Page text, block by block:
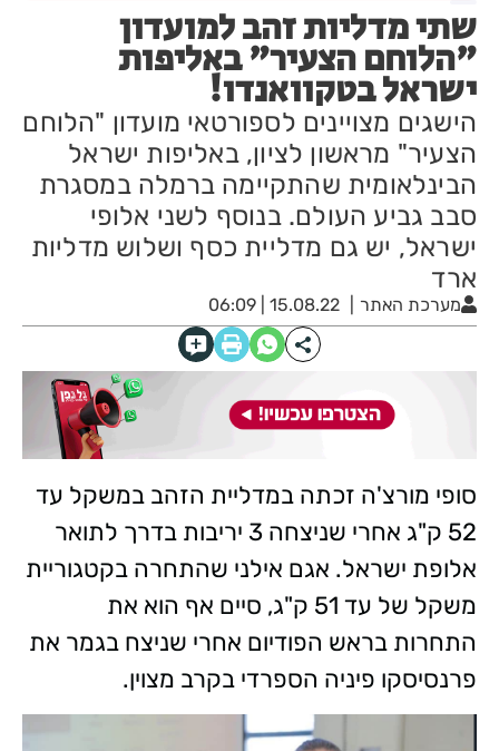
שתי מדליות זהב למועדון
"הלוחם הצעיר" באליפות
ישראל בטקוואנדו!
הישגים מצויינים לספורטאי מועדון "הלוחם
הצעיר" מראשון לציון, באליפות ישראל
הבינלאומית שהתקיימה ברמלה במסגרת
סבב גביע העולם. בנוסף לשני אלופי
ישראל, יש גם מדליית כסף ושלוש מדליות
ארד
מערכת האתר 15.08.22 | 06:09
סופי מורצ'ה זכתה במדליית הזהב במשקל עד
52 ק"ג אחרי שניצחה 3 יריבות בדרך לתואר
אלופת ישראל. אגם אילני שהתחרה בקטגוריית
משקל של עד 51 ק"ג, סיים אף הוא את
התחרות בראש הפודיום אחרי שניצח בגמר את
פרנסיסקו פיניה הספרדי בקרב מצוין.